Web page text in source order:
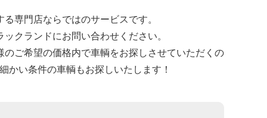
専門店ならではのサービスです。
クランドにお問い合わせください。
ご希望の価格内で車輌をお探しさせていただくの
かい条件の車輌もお探しいたします！